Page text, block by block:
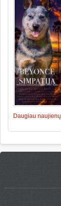
Daugiau naujienų